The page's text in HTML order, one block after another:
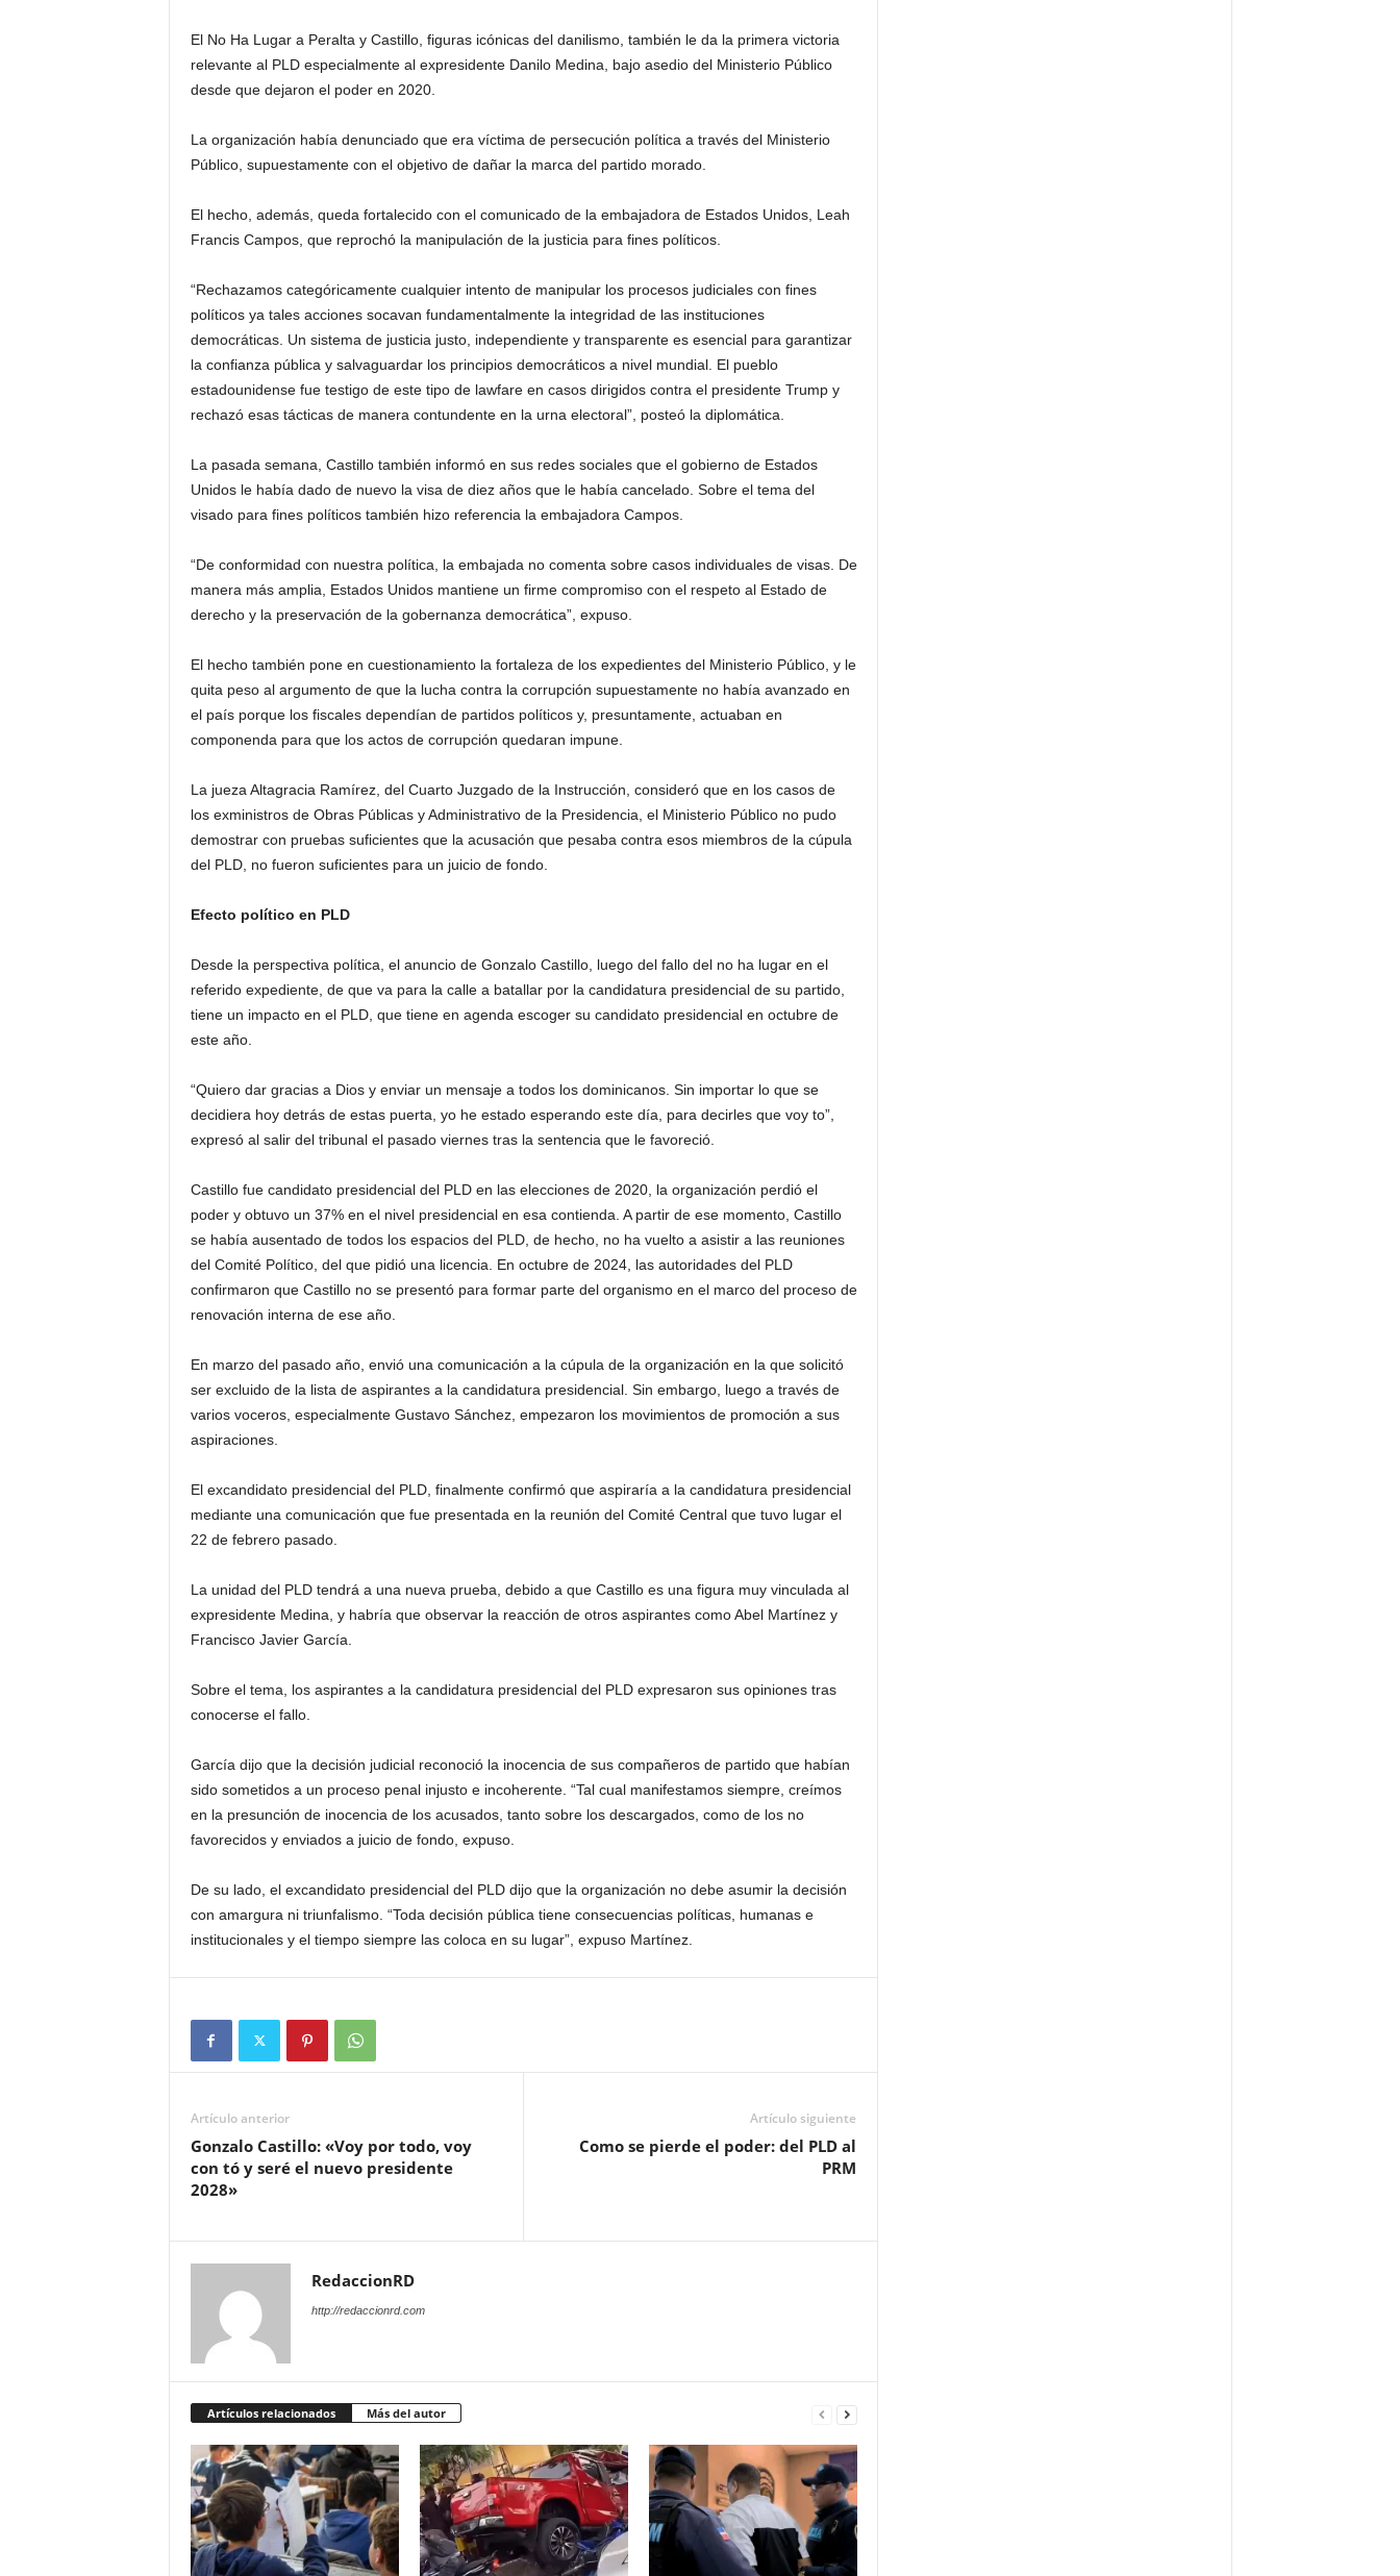
El No Ha Lugar a Peralta y Castillo, figuras icónicas del danilismo, también le da la primera victoria
relevante al PLD especialmente al expresidente Danilo Medina, bajo asedio del Ministerio Público
desde que dejaron el poder en 2020.
La organización había denunciado que era víctima de persecución política a través del Ministerio
Público, supuestamente con el objetivo de dañar la marca del partido morado.
El hecho, además, queda fortalecido con el comunicado de la embajadora de Estados Unidos, Leah
Francis Campos, que reprochó la manipulación de la justicia para fines políticos.
“Rechazamos categóricamente cualquier intento de manipular los procesos judiciales con fines
políticos ya tales acciones socavan fundamentalmente la integridad de las instituciones
democráticas. Un sistema de justicia justo, independiente y transparente es esencial para garantizar
la confianza pública y salvaguardar los principios democráticos a nivel mundial. El pueblo
estadounidense fue testigo de este tipo de lawfare en casos dirigidos contra el presidente Trump y
rechazó esas tácticas de manera contundente en la urna electoral”, posteó la diplomática.
La pasada semana, Castillo también informó en sus redes sociales que el gobierno de Estados
Unidos le había dado de nuevo la visa de diez años que le había cancelado. Sobre el tema del
visado para fines políticos también hizo referencia la embajadora Campos.
“De conformidad con nuestra política, la embajada no comenta sobre casos individuales de visas. De
manera más amplia, Estados Unidos mantiene un firme compromiso con el respeto al Estado de
derecho y la preservación de la gobernanza democrática”, expuso.
El hecho también pone en cuestionamiento la fortaleza de los expedientes del Ministerio Público, y le
quita peso al argumento de que la lucha contra la corrupción supuestamente no había avanzado en
el país porque los fiscales dependían de partidos políticos y, presuntamente, actuaban en
componenda para que los actos de corrupción quedaran impune.
La jueza Altagracia Ramírez, del Cuarto Juzgado de la Instrucción, consideró que en los casos de
los exministros de Obras Públicas y Administrativo de la Presidencia, el Ministerio Público no pudo
demostrar con pruebas suficientes que la acusación que pesaba contra esos miembros de la cúpula
del PLD, no fueron suficientes para un juicio de fondo.
Efecto político en PLD
Desde la perspectiva política, el anuncio de Gonzalo Castillo, luego del fallo del no ha lugar en el
referido expediente, de que va para la calle a batallar por la candidatura presidencial de su partido,
tiene un impacto en el PLD, que tiene en agenda escoger su candidato presidencial en octubre de
este año.
“Quiero dar gracias a Dios y enviar un mensaje a todos los dominicanos. Sin importar lo que se
decidiera hoy detrás de estas puerta, yo he estado esperando este día, para decirles que voy to”,
expresó al salir del tribunal el pasado viernes tras la sentencia que le favoreció.
Castillo fue candidato presidencial del PLD en las elecciones de 2020, la organización perdió el
poder y obtuvo un 37% en el nivel presidencial en esa contienda. A partir de ese momento, Castillo
se había ausentado de todos los espacios del PLD, de hecho, no ha vuelto a asistir a las reuniones
del Comité Político, del que pidió una licencia. En octubre de 2024, las autoridades del PLD
confirmaron que Castillo no se presentó para formar parte del organismo en el marco del proceso de
renovación interna de ese año.
En marzo del pasado año, envió una comunicación a la cúpula de la organización en la que solicitó
ser excluido de la lista de aspirantes a la candidatura presidencial. Sin embargo, luego a través de
varios voceros, especialmente Gustavo Sánchez, empezaron los movimientos de promoción a sus
aspiraciones.
El excandidato presidencial del PLD, finalmente confirmó que aspiraría a la candidatura presidencial
mediante una comunicación que fue presentada en la reunión del Comité Central que tuvo lugar el
22 de febrero pasado.
La unidad del PLD tendrá a una nueva prueba, debido a que Castillo es una figura muy vinculada al
expresidente Medina, y habría que observar la reacción de otros aspirantes como Abel Martínez y
Francisco Javier García.
Sobre el tema, los aspirantes a la candidatura presidencial del PLD expresaron sus opiniones tras
conocerse el fallo.
García dijo que la decisión judicial reconoció la inocencia de sus compañeros de partido que habían
sido sometidos a un proceso penal injusto e incoherente. “Tal cual manifestamos siempre, creímos
en la presunción de inocencia de los acusados, tanto sobre los descargados, como de los no
favorecidos y enviados a juicio de fondo, expuso.
De su lado, el excandidato presidencial del PLD dijo que la organización no debe asumir la decisión
con amargura ni triunfalismo. “Toda decisión pública tiene consecuencias políticas, humanas e
institucionales y el tiempo siempre las coloca en su lugar”, expuso Martínez.
Artículo anterior
Gonzalo Castillo: «Voy por todo, voy
con tó y seré el nuevo presidente
2028»
Artículo siguiente
Como se pierde el poder: del PLD al
PRM
RedaccionRD
http://redaccionrd.com
Artículos relacionados Más del autor